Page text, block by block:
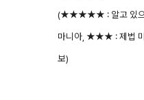
(★★★★★ : 알고 있으
마니아, ★★★ : 제법
보)